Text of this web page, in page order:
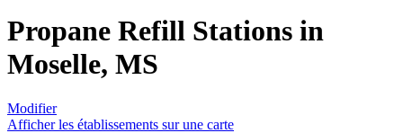
Propane Refill Stations in
Moselle, MS
Modifier
Afficher les établissements sur une carte